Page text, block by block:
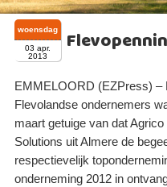
woensdag
03 apr.
2013
EMMELOORD (EZPress) –
Flevolandse ondernemers
maart getuige van dat
Solutions uit Almere de
respectievelijk
onderneming 2012 in